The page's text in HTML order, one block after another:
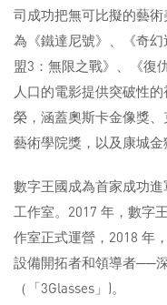
司成功把無可比擬的藝
為《鐵達尼號》、《奇
盟3：無限之戰》、《復
人口的電影提供突破性
榮，涵蓋奧斯卡金像獎
藝術學院獎，以及康城金
數字王國成為首家成功
工作室。2017 年，數字
作室正式運營，2018 年
設備開拓者和領導者──
（「3Glasses」)。